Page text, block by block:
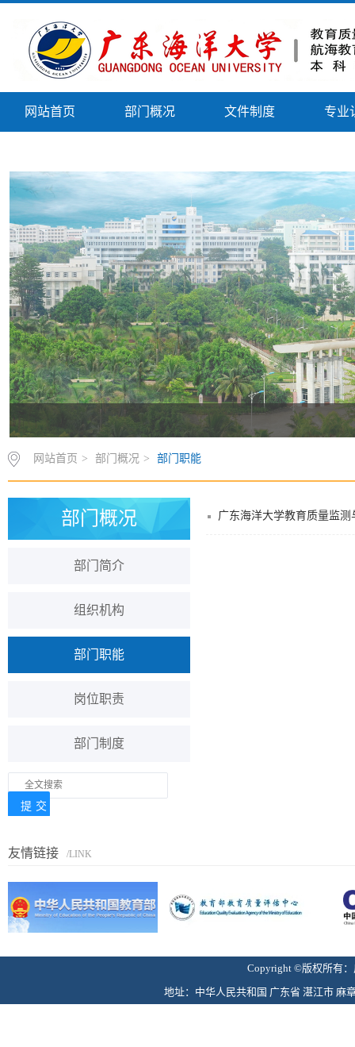
网站首页 部门概况 文件制度 专业
网站首页 > 部门概况 > 部门职能
部门概况
部门简介
组织机构
部门职能
岗位职责
部门制度
广东海洋大学教育质量监
友情链接 /LINK
Copyright ©版权所有
地址：中华人民共和国 广东省 湛江市